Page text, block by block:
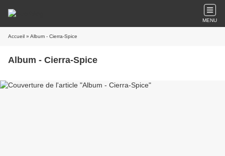
MENU
Accueil » Album - Cierra-Spice
Album - Cierra-Spice